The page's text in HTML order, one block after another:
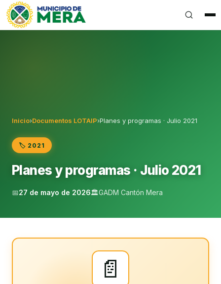
Gobierno Autónomo Descentralizado Municipal del
Inicio›Documentos LOTAIP›Planes y programas · Julio 2021
🏷️ 2021
Planes y programas · Julio 2021
📅27 de mayo de 2026🏛️GADM Cantón Mera
📄